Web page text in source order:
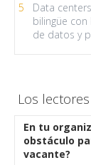
5
Data
bilingüe con
de datos y
Los lectores
En tu
obstáculo
vacante?